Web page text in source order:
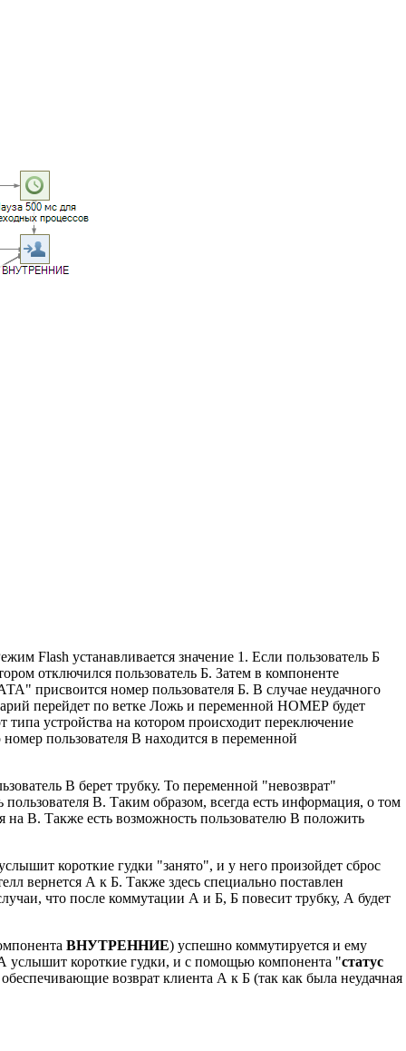
Flash устанавливается значение 1. Если пользователь Б
отключился пользователь Б. Затем в компоненте
присвоится номер пользователя Б. В случае неудачного
перейдет по ветке Ложь и переменной НОМЕР будет
типа устройства на котором происходит переключение
номер пользователя В находится в переменной
В берет трубку. То переменной "невозврат"
В. Таким образом, всегда есть информация, о том
на В. Также есть возможность пользователю В положить
короткие гудки "занято", и у него произойдет сброс
вернется А к Б. Также здесь специально поставлен
что после коммутации А и Б, Б повесит трубку, А будет
ВНУТРЕННИЕ) успешно коммутируется и ему
короткие гудки, и с помощью компонента "статус
возврат клиента А к Б (так как была неудачная